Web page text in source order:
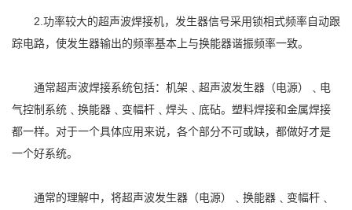
2.功率较大的超声波焊接机，发生器信号采用锁相式频率自动跟
踪电路，使发生器输出的频率基本上与换能器谐振频率一致。
通常超声波焊接系统包括：机架﹑超声波发生器（电源）﹑电
气控制系统﹑换能器﹑变幅杆﹑焊头﹑底砧。塑料焊接和金属焊接
都一样。对于一个具体应用来说，各个部分不可或缺，都做好才是
一个好系统。
通常的理解中，将超声波发生器（电源）﹑换能器﹑变幅杆﹑